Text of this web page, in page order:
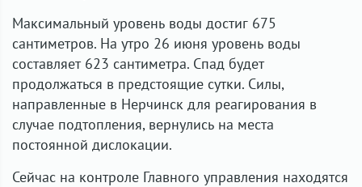
Максимальный уровень воды достиг 675
сантиметров. На утро 26 июня уровень воды
составляет 623 сантиметра. Спад будет
продолжаться в предстоящие сутки. Силы,
направленные в Нерчинск для реагирования в
случае подтопления, вернулись на места
постоянной дислокации.
Сейчас на контроле Главного управления находятся